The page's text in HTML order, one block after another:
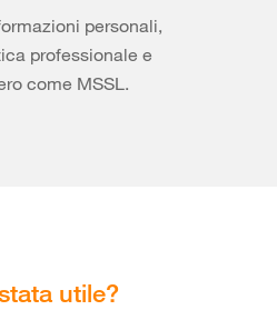
personali,
professionale e
come MSSL.
utile?